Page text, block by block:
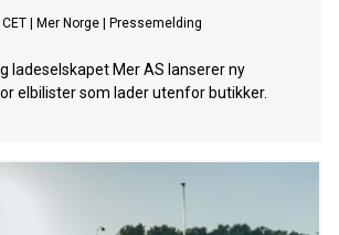
Mer Norge Pressemelding
ladeselskapet Mer AS lanserer ny
elbilister som lader utenfor butikker.